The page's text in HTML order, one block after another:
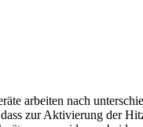
arbeiten nach
zur Aktivierung der